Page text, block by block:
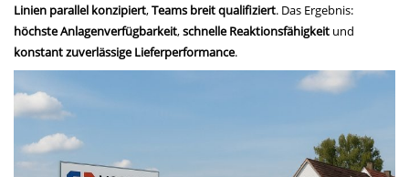
Linien parallel konzipiert,Teams breit qualifiziert. Das Ergebnis:
höchste Anlagenverfügbarkeit,schnelle Reaktionsfähigkeit und
konstant zuverlässige Lieferperformance.